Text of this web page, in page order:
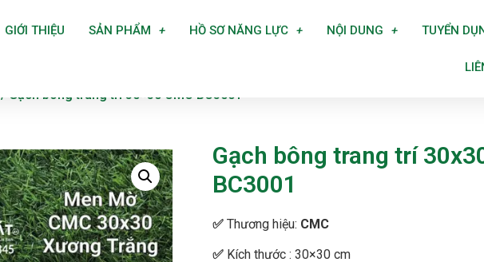
GIỚI THIỆU SẢN PHẨM HỒ SƠ NĂNG LỰC NỘI DUNG TUYỂN
/ Gạch bông trang trí 30×30 CMC BC3001
Gạch bông trang trí
BC3001
✅ Thương hiệu: CMC
✅ Kích thước : 30×30 cm